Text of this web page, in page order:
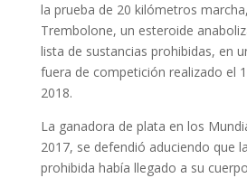
la prueba de 20 kilómetros
Trembolone, un esteroide
lista de sustancias prohibidas, en
fuera de competición realizado el
2018.
La ganadora de plata en los
2017, se defendió aduciendo que
prohibida había llegado a su